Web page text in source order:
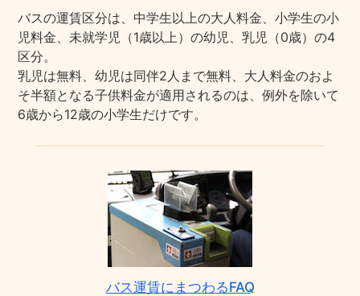
バスの運賃区分は、中学生以上の大人料金、小学生の小
児料金、未就学児（1歳以上）の幼児、乳児（0歳）の4
区分。
乳児は無料、幼児は同伴2人まで無料、大人料金のおよ
そ半額となる子供料金が適用されるのは、例外を除いて
6歳から12歳の小学生だけです。
バス運賃にまつわるFAQ